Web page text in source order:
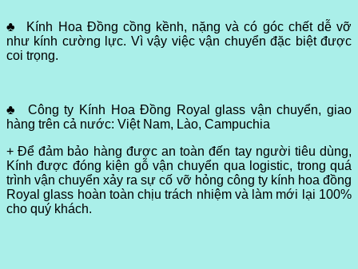
♣ Kính Hoa Đồng cồng kềnh, nặng và có góc chết dễ vỡ
như kính cường lực. Vì vậy việc vận chuyển đặc biệt được
coi trọng.
♣ Công ty Kính Hoa Đồng Royal glass vận chuyển, giao
hàng trên cả nước: Việt Nam, Lào, Campuchia
+ Để đảm bảo hàng được an toàn đến tay người tiêu dùng,
Kính được đóng kiện gỗ vận chuyển qua logistic, trong quá
trình vận chuyển xảy ra sự cố vỡ hỏng công ty kính hoa đồng
Royal glass hoàn toàn chịu trách nhiệm và làm mới lại 100%
cho quý khách.